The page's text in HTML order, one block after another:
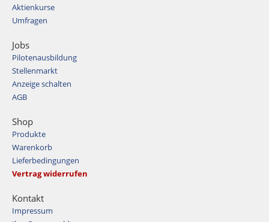
Aktienkurse
Umfragen
Jobs
Pilotenausbildung
Stellenmarkt
Anzeige schalten
AGB
Shop
Produkte
Warenkorb
Lieferbedingungen
Vertrag widerrufen
Kontakt
Impressum